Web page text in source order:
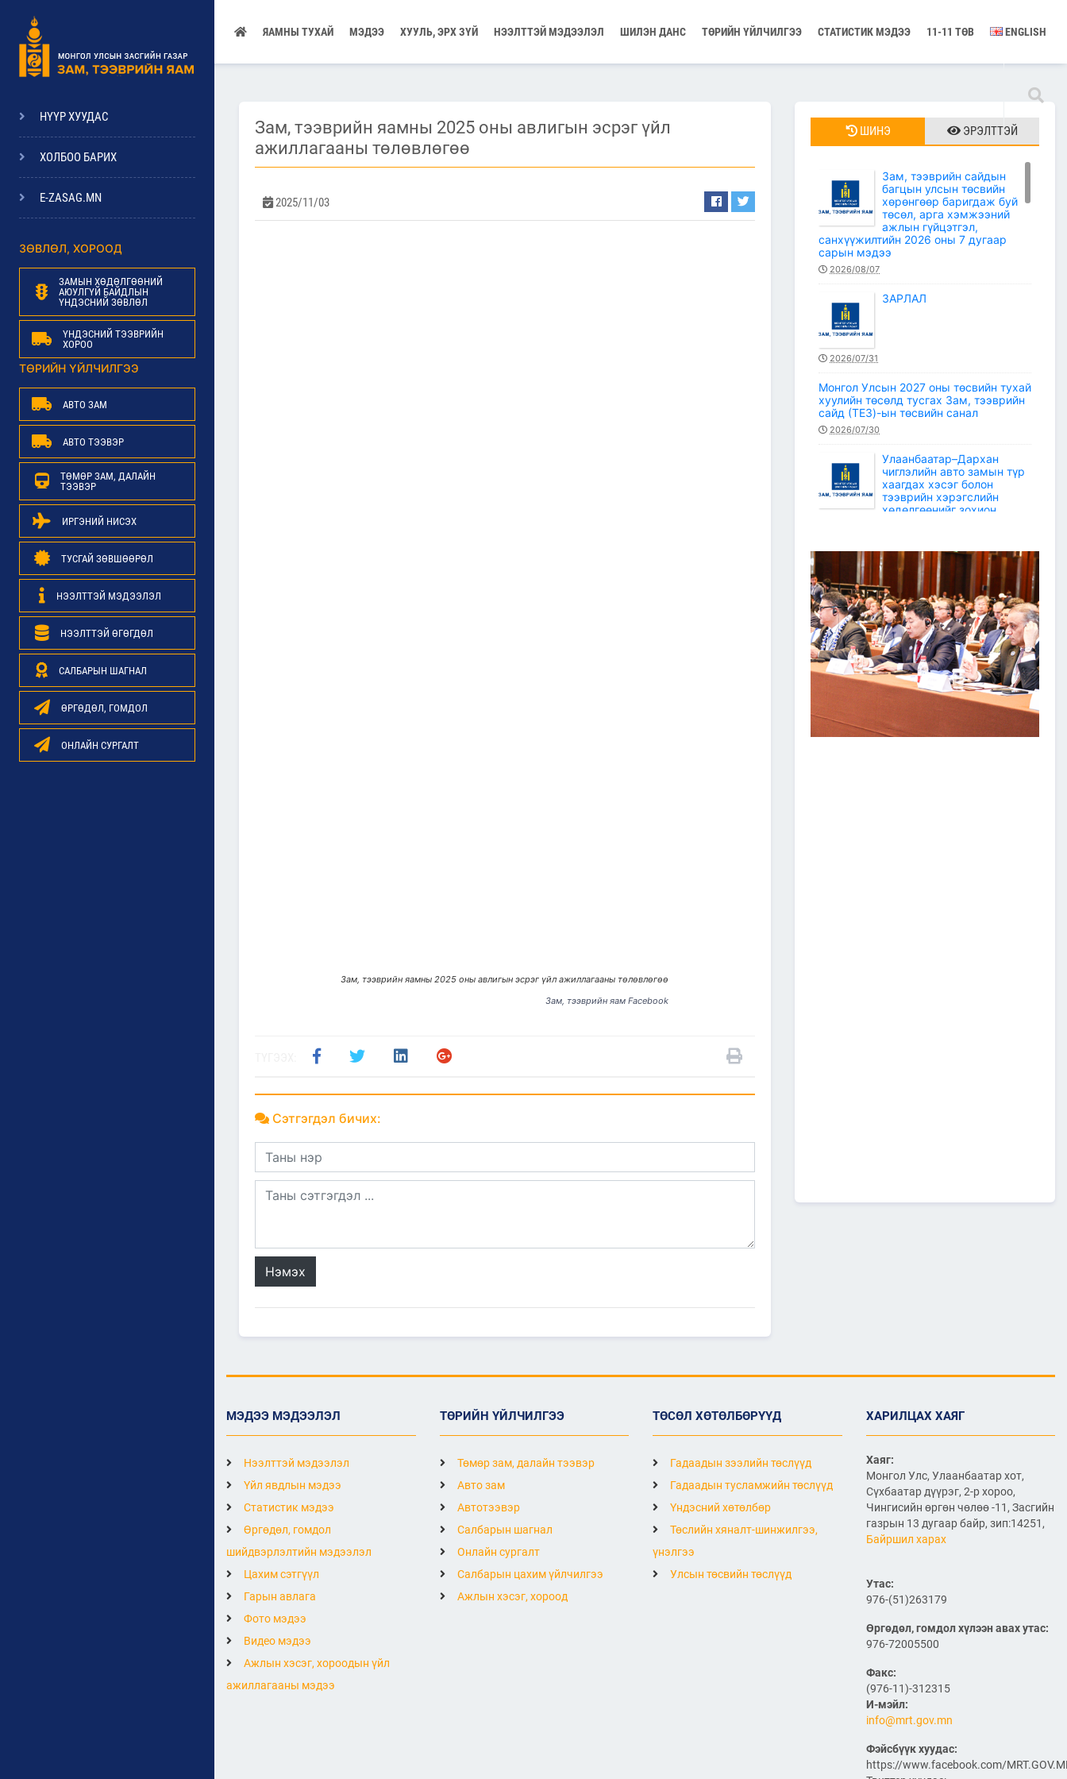
ЯАМНЫ ТУХАЙ МЭДЭЭ ХУУЛЬ, ЭРХ ЗҮЙ НЭЭЛТТЭЙ МЭДЭЭЛЭЛ ШИЛЭН ДАНС ТӨРИЙН ҮЙЛЧИЛГЭЭ СТАТИСТИК МЭДЭЭ 11-11 ТӨВ ENGLISH
НҮҮР ХУУДАС
ХОЛБОО БАРИХ
E-ZASAG.MN
ЗӨВЛӨЛ, ХОРООД
ЗАМЫН ХӨДӨЛГӨӨНИЙ
АЮУЛГҮЙ БАЙДЛЫН
ҮНДЭСНИЙ ЗӨВЛӨЛ
ҮНДЭСНИЙ ТЭЭВРИЙН
ХОРОО
ТӨРИЙН ҮЙЛЧИЛГЭЭ
АВТО ЗАМ
АВТО ТЭЭВЭР
ТӨМӨР ЗАМ, ДАЛАЙН
ТЭЭВЭР
ИРГЭНИЙ НИСЭХ
ТУСГАЙ ЗӨВШӨӨРӨЛ
НЭЭЛТТЭЙ МЭДЭЭЛЭЛ
НЭЭЛТТЭЙ ӨГӨГДӨЛ
САЛБАРЫН ШАГНАЛ
ӨРГӨДӨЛ, ГОМДОЛ
ОНЛАЙН СУРГАЛТ
Зам, тээврийн яамны 2025 оны авлигын эсрэг үйл
ажиллагааны төлөвлөгөө
2025/11/03
Зам, тээврийн яамны 2025 оны авлигын эсрэг үйл ажиллагааны төлөвлөгөө
Зам, тээврийн яам Facebook
Сэтгэгдэл бичих:
Нэмэх
ШИНЭ ЭРЭЛТТЭЙ
Зам, тээврийн сайдын
багцын улсын төсвийн
хөрөнгөөр баригдаж буй
төсөл, арга хэмжээний
ажлын гүйцэтгэл,
санхүүжилтийн 2026 оны 7 дугаар
сарын мэдээ
2026/08/07
ЗАРЛАЛ
2026/07/31
Монгол Улсын 2027 оны төсвийн тухай
хуулийн төсөлд тусгах Зам, тээврийн
сайд (ТЕЗ)-ын төсвийн санал
2026/07/30
Улаанбаатар–Дархан
чиглэлийн авто замын түр
хаагдах хэсэг болон
тээврийн хэрэгслийн
хөдөлгөөнийг зохион
Зам, тээврийн салбарын статистикийн
мэдээ /2026 оны 6 дугаар сар/
2026/07/20
Зам, тээврийн сайдын багцын улсын
төсвийн хөрөнгөөр баригдаж буй
төсөл, арга хэмжээний ажлын
гүйцэтгэл, санхүүжилтийн 2026 оны 6
дугаар сарын мэдээ
ЗАМ, ТЭЭВРИЙН САЛБАР
2026 ОНЫ ЭХНИЙ ХАГАС
шаттай хийгдсээр байна
"МИАТ" ТӨХК-ийн 70
жилийн ойд зориулсан
шуудангийн марк
хэвлэгдлээ
2026/07/06
Монгол Улсын агаарын
хандлагыг хамтдаа
тодорхойлж байна
Нефть импортлогч
2026/06/29 1
ЗАМ, ТЭЭВРИЙН САЙД
Б.ДЭЛГЭРСАЙХАН ЯПОН
УЛСЫН ЭЛЧИН САЙДТАЙ
НИСЭХ БУУДЛЫН
МЭДЭЭ МЭДЭЭЛЭЛ
Нээлттэй мэдээлэл
Үйл явдлын мэдээ
Статистик мэдээ
Өргөдөл, гомдол
шийдвэрлэлтийн мэдээлэл
Цахим сэтгүүл
Гарын авлага
Фото мэдээ
Видео мэдээ
Ажлын хэсэг, хороодын үйл
ажиллагааны мэдээ
ТӨРИЙН ҮЙЛЧИЛГЭЭ
Төмөр зам, далайн тээвэр
Авто зам
Автотээвэр
Салбарын шагнал
Онлайн сургалт
Салбарын цахим үйлчилгээ
Ажлын хэсэг, хороод
ТӨСӨЛ ХӨТӨЛБӨРҮҮД
Гадаадын зээлийн төслүүд
Гадаадын тусламжийн төслүүд
Үндэсний хөтөлбөр
Төслийн хяналт-шинжилгээ,
үнэлгээ
Улсын төсвийн төслүүд
ХАРИЛЦАХ ХАЯГ
Хаяг:
Монгол Улс, Улаанбаатар хот,
Сүхбаатар дүүрэг, 2-р хороо,
Чингисийн өргөн чөлөө -11, Засгийн
газрын 13 дугаар байр, зип:14251,
Байршил харах
Утас:
976-(51)263179
Өргөдөл, гомдол хүлээн авах утас:
976-72005500
Факс:
(976-11)-312315
И-мэйл:
info@mrt.gov.mn
Фэйсбүүк хуудас:
https://www.facebook.com/